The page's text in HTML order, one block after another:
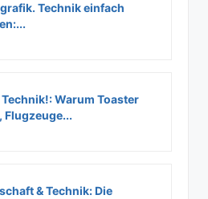
Technik einfach
Warum Toaster
Flugzeuge...
& Technik: Die